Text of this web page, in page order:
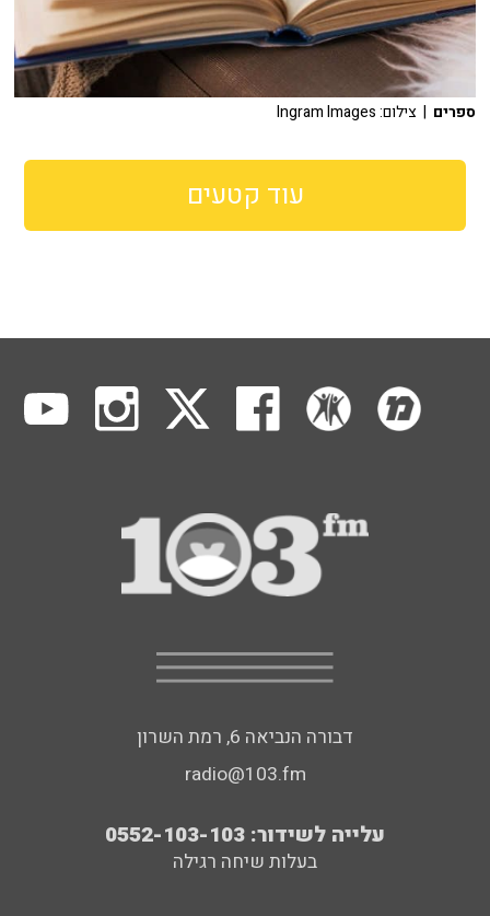
ספרים | צילום: Ingram Images
עוד קטעים
דבורה הנביאה 6, רמת השרון
radio@103.fm
עלייה לשידור: 0552-103-103
בעלות שיחה רגילה